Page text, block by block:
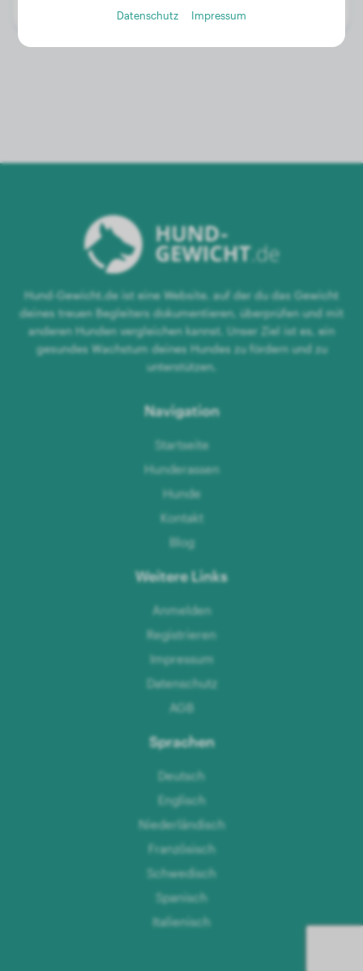
Hund-Gewicht.de ist eine Website, auf der du das Gewicht
deines treuen Begleiters dokumentieren, überprüfen und mit
anderen Hunden vergleichen kannst. Unser Ziel ist es, ein
gesundes Wachstum deines Hundes zu fördern und zu
unterstützen.
Navigation
Startseite
Hunderassen
Hunde
Kontakt
Blog
Weitere Links
Anmelden
Registrieren
Impressum
Datenschutz
AGB
Sprachen
Deutsch
Englisch
Niederländisch
Französisch
Schwedisch
Spanisch
Italienisch
Datenschutz Impressum